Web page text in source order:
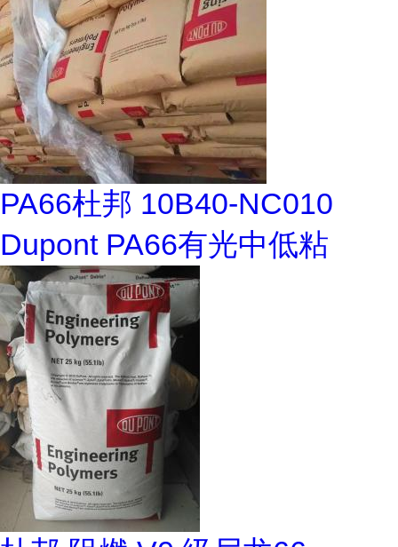
PA66杜邦 10B40-NC010
Dupont PA66有光中低粘